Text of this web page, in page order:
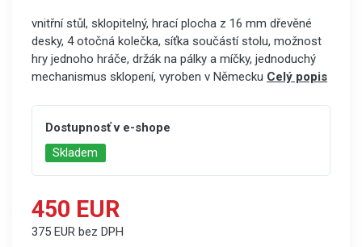
vnitřní stůl, sklopitelný, hrací plocha z 16 mm dřevěné
desky, 4 otočná kolečka, síťka součástí stolu, možnost
hry jednoho hráče, držák na pálky a míčky, jednoduchý
mechanismus sklopení, vyroben v Německu Celý popis
Dostupnosť v e-shope
Skladem
450 EUR
375 EUR bez DPH